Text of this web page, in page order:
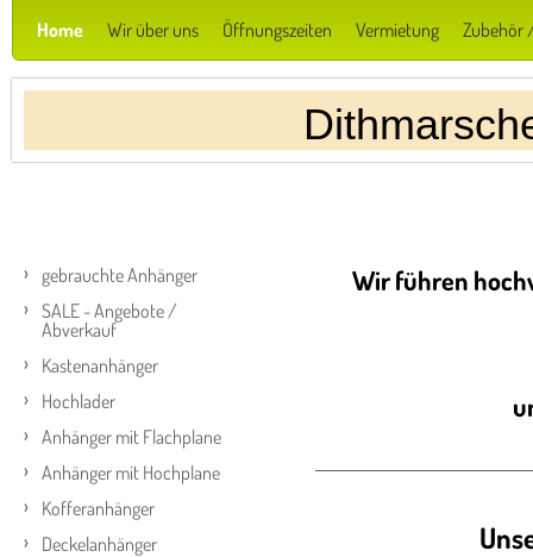
Home Wir über uns Öffnungszeiten Vermietung Zubehör
gebrauchte Anhänger
SALE - Angebote /
Abverkauf
Kastenanhänger
Hochlader
Anhänger mit Flachplane
Anhänger mit Hochplane
Kofferanhänger
Deckelanhänger
Wir führen